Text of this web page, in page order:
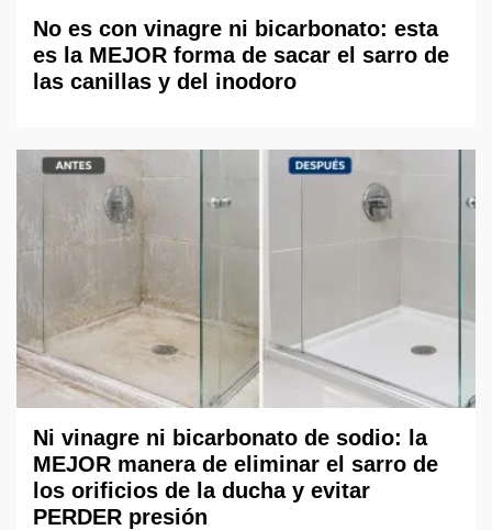
No es con vinagre ni bicarbonato: esta
es la MEJOR forma de sacar el sarro de
las canillas y del inodoro
Ni vinagre ni bicarbonato de sodio: la
MEJOR manera de eliminar el sarro de
los orificios de la ducha y evitar
PERDER presión